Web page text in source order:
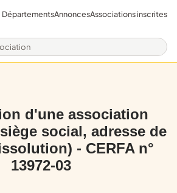
DépartementsAnnoncesAssociations inscrites
d'une association
social, adresse de
- CERFA n°
13972-03